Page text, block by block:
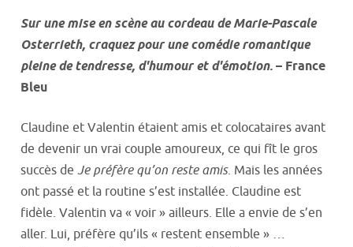
Sur une mise en scène au cordeau de Marie-Pascale
Osterrieth, craquez pour une comédie romantique
pleine de tendresse, d'humour et d'émotion.– France
Bleu
Claudine et Valentin étaient amis et colocataires avant
de devenir un vrai couple amoureux, ce qui fît le gros
succès de Je préfère qu’on reste amis. Mais les années
ont passé et la routine s’est installée. Claudine est
fidèle. Valentin va « voir » ailleurs. Elle a envie de s’en
aller. Lui, préfère qu’ils « restent ensemble » …